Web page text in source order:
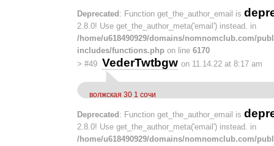
Deprecated : Function get_the_author_email is
2.8.0! Use get_the_author_meta('email') instead. in
/home/u618490929/domains/nomnomclub.com/
includes/functions.php on line 6170
> #49 VederTwtbgw on 11.14.22 at 8:17 am
волжская 30 1 сочи
Deprecated : Function get_the_author_email is
2.8.0! Use get_the_author_meta('email') instead. in
/home/u618490929/domains/nomnomclub.com/